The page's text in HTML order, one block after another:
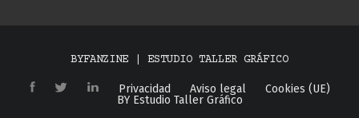
BYFANZINE | ESTUDIO TALLER GRÁFICO
Privacidad Aviso legal
Cookies (UE)
BY Estudio Taller Gráfico